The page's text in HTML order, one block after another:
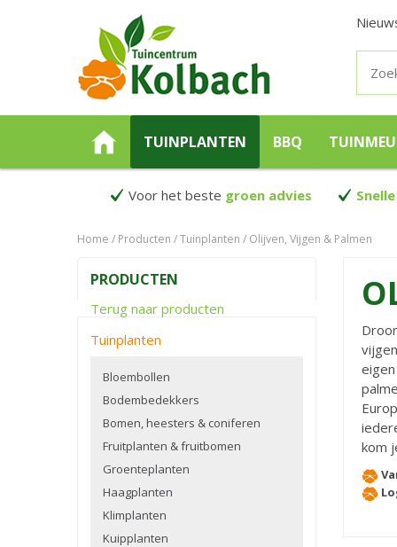
Home Producten Tuinplanten Olijven, Vijgen & Palmen
TUINPLANTEN BBQ
Voor het beste groen advies
kom
PRODUCTEN
Terug naar producten
Tuinplanten
Bloembollen
Bodembedekkers
Bomen, heesters & coniferen
Fruitplanten & fruitbomen
Groenteplanten
Haagplanten
Klimplanten
Kuipplanten